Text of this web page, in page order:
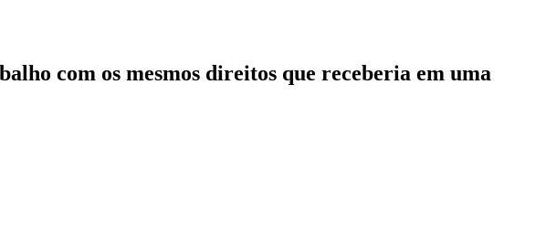
com os mesmos direitos que receberia em uma